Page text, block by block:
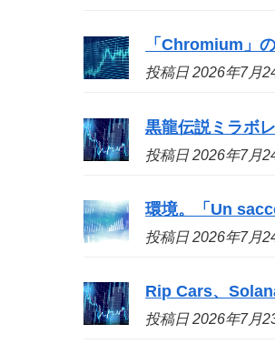
「Chromium」
投稿日 2026年7月
黒龍伝説ミラボ
投稿日 2026年7月
環境。「Un
投稿日 2026年7月
Rip Cars、
投稿日 2026年7月